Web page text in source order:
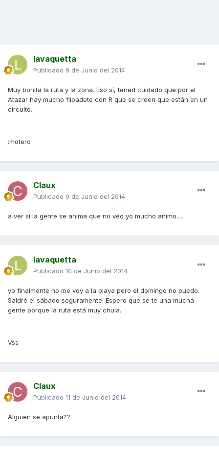
lavaquetta
Publicado 9 de Junio del 2014
Muy bonita la ruta y la zona. Eso sí, tened cuidado que por el
Atazar hay mucho flipadete con R que se creen que están en un
circuito.
:motero
Claux
Publicado 9 de Junio del 2014
a ver si la gente se anima que no veo yo mucho animo....
lavaquetta
Publicado 10 de Junio del 2014
yo finalmente no me voy a la playa pero el domingo no puedo.
Saldré el sábado seguramente. Espero que se te una mucha
gente porque la ruta está muy chula.
Vss
Claux
Publicado 11 de Junio del 2014
Alguien se apunta??